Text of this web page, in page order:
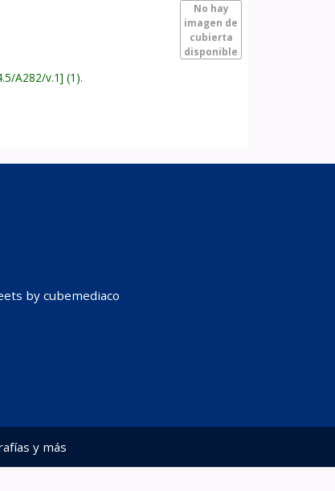
No hay
imagen de
cubierta
disponible
A282/v.1 (1).
by cubemediaco
y más